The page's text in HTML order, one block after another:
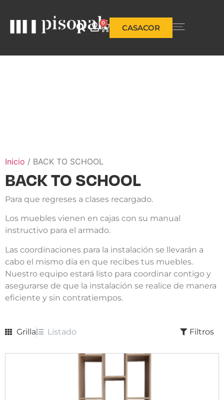
0
CASACOR
Inicio / BACK TO SCHOOL
BACK TO SCHOOL
Para que regreses a clases recargado.
Los muebles vienen en cajas con su manual
instructivo para el armado.
Las coordinaciones para la instalación se llevarán a
cabo el mismo día en que recibes tus muebles.
Nuestro equipo estará listo para coordinar contigo y
asegurarse de que la instalación se realice de manera
eficiente y sin contratiempos.
Grilla Listado Filtros